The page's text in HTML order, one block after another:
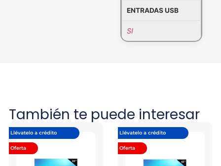
ENTRADAS USB
SI
También te puede interesar
Llévatelo a crédito
Oferta
Llévatelo a crédito
Oferta